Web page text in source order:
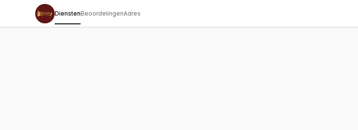
DienstenBeoordelingenAdres